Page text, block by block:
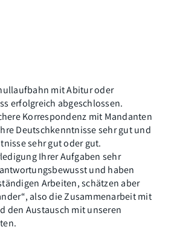
mit Abitur oder
erfolgreich abgeschlossen.
Korrespondenz mit Mandanten
Deutschkenntnisse sehr gut und
sehr gut oder gut.
Ihrer Aufgaben sehr
und haben
Arbeiten, schätzen aber
also die Zusammenarbeit mit
den Austausch mit unseren